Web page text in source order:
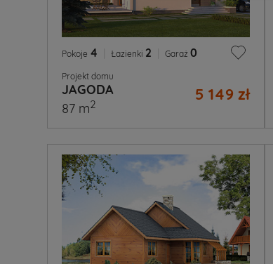
Pokoje 4 Łazienki 2 Garaż 0
Projekt domu
JAGODA 5 149 zł
87 m2